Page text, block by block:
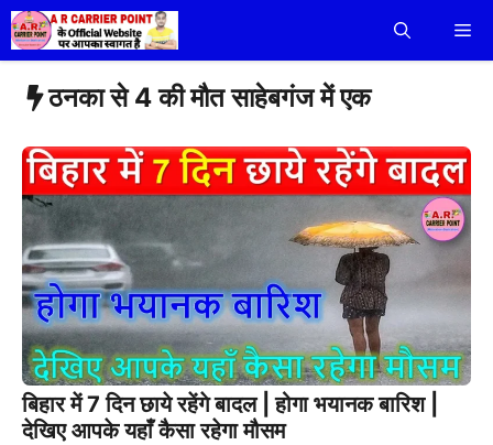
Skip
to
content
ठनका से 4 की मौत साहेबगंज में एक
बिहार में 7 दिन छाये रहेंगे बादल | होगा भयानक बारिश |
देखिए आपके यहाँ कैसा रहेगा मौसम